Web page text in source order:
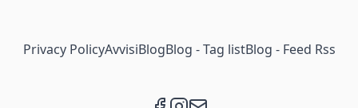
Privacy PolicyAvvisiBlogBlog - Tag listBlog - Feed Rss